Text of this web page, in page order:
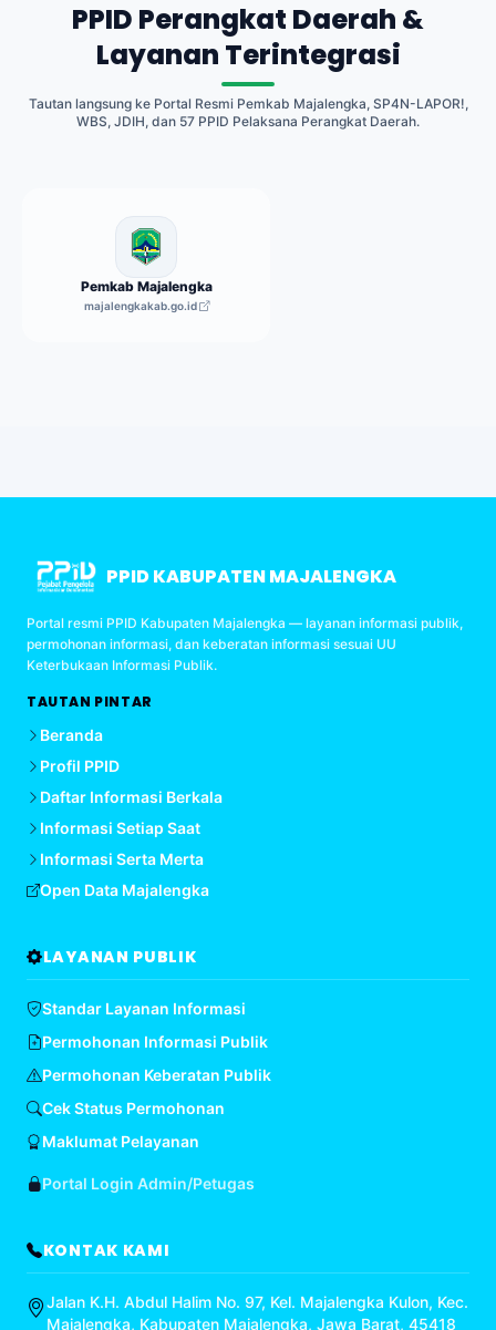
PPID Perangkat Daerah &
Layanan Terintegrasi
Tautan langsung ke Portal Resmi Pemkab Majalengka, SP4N-LAPOR!,
WBS, JDIH, dan 57 PPID Pelaksana Perangkat Daerah.
Pemkab Majalengka
majalengkakab.go.id
PPID KABUPATEN MAJALENGKA
Portal resmi PPID Kabupaten Majalengka — layanan informasi publik,
permohonan informasi, dan keberatan informasi sesuai UU
Keterbukaan Informasi Publik.
TAUTAN PINTAR
Beranda
Profil PPID
Daftar Informasi Berkala
Informasi Setiap Saat
Informasi Serta Merta
Open Data Majalengka
LAYANAN PUBLIK
Standar Layanan Informasi
Permohonan Informasi Publik
Permohonan Keberatan Publik
Cek Status Permohonan
Maklumat Pelayanan
Portal Login Admin/Petugas
KONTAK KAMI
Jalan K.H. Abdul Halim No. 97, Kel. Majalengka Kulon, Kec.
Majalengka, Kabupaten Majalengka, Jawa Barat, 45418